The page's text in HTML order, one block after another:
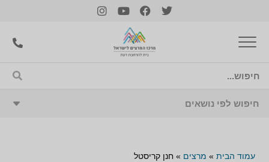
עמוד הבית » מרצים » חנן קריסטל